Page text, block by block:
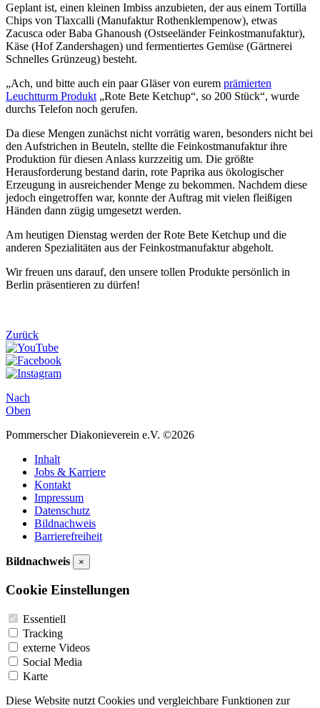
Geplant ist, einen kleinen Imbiss anzubieten, der aus einem Tortilla
Chips von Tlaxcalli (Manufaktur Rothenklempenow), etwas
Zacusca oder Baba Ghanoush (Ostseeländer Feinkostmanufaktur),
Käse (Hof Zandershagen) und fermentiertes Gemüse (Gärtnerei
Schnelles Grünzeug) besteht.
„Ach, und bitte auch ein paar Gläser von eurem prämierten
Leuchtturm Produkt „Rote Bete Ketchup“, so 200 Stück“, wurde
durchs Telefon noch gerufen.
Da diese Mengen zunächst nicht vorrätig waren, besonders nicht bei
den Aufstrichen in Beuteln, stellte die Feinkostmanufaktur ihre
Produktion für diesen Anlass kurzzeitig um. Die größte
Herausforderung bestand darin, rote Paprika aus ökologischer
Erzeugung in ausreichender Menge zu bekommen. Nachdem diese
jedoch eingetroffen war, konnte der Auftrag mit vielen fleißigen
Händen dann zügig umgesetzt werden.
Am heutigen Dienstag werden der Rote Bete Ketchup und die
anderen Spezialitäten aus der Feinkostmanufaktur abgeholt.
Wir freuen uns darauf, den unsere tollen Produkte persönlich in
Berlin präsentieren zu dürfen!
Zurück
Nach
Oben
Pommerscher Diakonieverein e.V. ©2026
Inhalt
Jobs & Karriere
Kontakt
Impressum
Datenschutz
Bildnachweis
Barrierefreiheit
Bildnachweis ×
Cookie Einstellungen
Essentiell
Tracking
externe Videos
Social Media
Karte
Diese Website nutzt Cookies und vergleichbare Funktionen zur